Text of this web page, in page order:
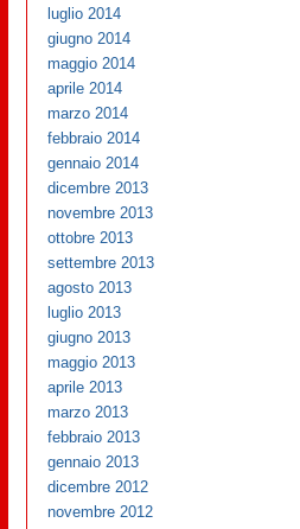
luglio 2014
giugno 2014
maggio 2014
aprile 2014
marzo 2014
febbraio 2014
gennaio 2014
dicembre 2013
novembre 2013
ottobre 2013
settembre 2013
agosto 2013
luglio 2013
giugno 2013
maggio 2013
aprile 2013
marzo 2013
febbraio 2013
gennaio 2013
dicembre 2012
novembre 2012